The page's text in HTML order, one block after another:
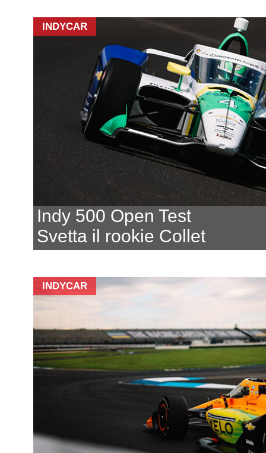
INDYCAR
Indy 500 Open Test
Svetta il rookie Collet
INDYCAR